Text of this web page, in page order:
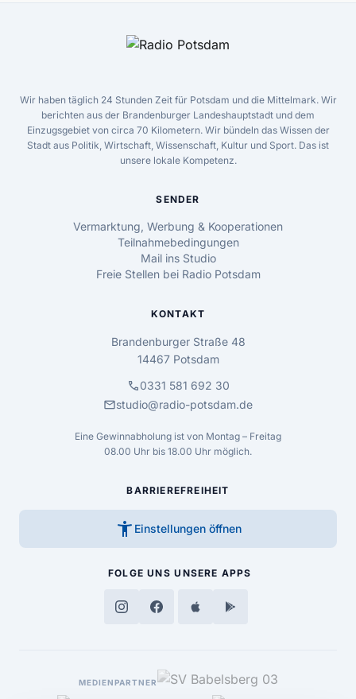
Wir haben täglich 24 Stunden Zeit für Potsdam und die Mittelmark. Wir
berichten aus der Brandenburger Landeshauptstadt und dem
Einzugsgebiet von circa 70 Kilometern. Wir bündeln das Wissen der
Stadt aus Politik, Wirtschaft, Wissenschaft, Kultur und Sport. Das ist
unsere lokale Kompetenz.
SENDER
Vermarktung, Werbung & Kooperationen
Teilnahmebedingungen
Mail ins Studio
Freie Stellen bei Radio Potsdam
KONTAKT
Brandenburger Straße 48
14467 Potsdam
call0331 581 692 30
mailstudio@radio-potsdam.de
Eine Gewinnabholung ist von Montag – Freitag
08.00 Uhr bis 18.00 Uhr möglich.
BARRIEREFREIHEIT
accessibility_new Einstellungen öffnen
FOLGE UNS UNSERE APPS
MEDIENPARTNER